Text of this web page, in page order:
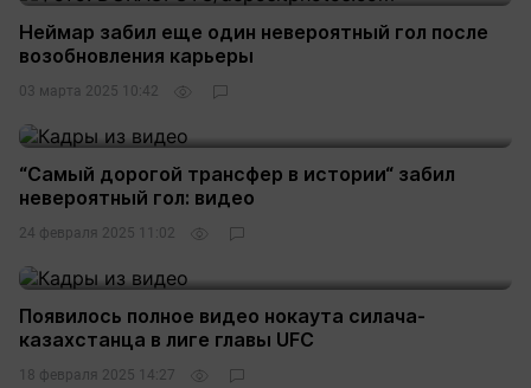
Неймар забил еще один невероятный гол после
возобновления карьеры
03 марта 2025 10:42
“Самый дорогой трансфер в истории“ забил
невероятный гол: видео
24 февраля 2025 11:02
Появилось полное видео нокаута силача-
казахстанца в лиге главы UFC
18 февраля 2025 14:27